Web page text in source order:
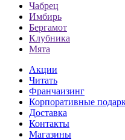
Чабрец
Имбирь
Бергамот
Клубника
Мята
Акции
Читать
Франчаизинг
Корпоративные
Доставка
Контакты
Магазины